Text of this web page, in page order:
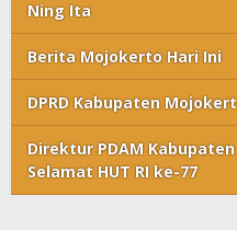
Ning Ita
Berita Mojokerto Hari Ini
DPRD Kabupaten
Direktur PDAM
Selamat HUT RI ke-77